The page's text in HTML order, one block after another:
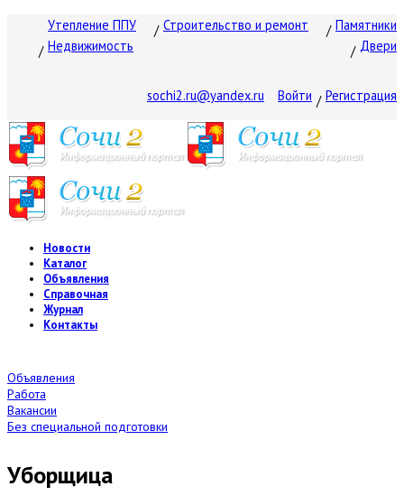
Утепление ППУ Строительство и ремонт
Памятники
Недвижимость
Двери
sochi2.ru@yandex.ru Войти Регистрация
Новости
Каталог
Объявления
Справочная
Журнал
Контакты
Объявления
Работа
Вакансии
Без специальной подготовки
Уборщица